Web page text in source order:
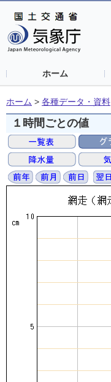
ホーム
ホーム > 各種データ・資料
１時間ごとの値